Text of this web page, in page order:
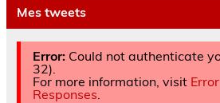
Mes tweets
Error:Could not authenticate
32).
For more information, visit
Responses